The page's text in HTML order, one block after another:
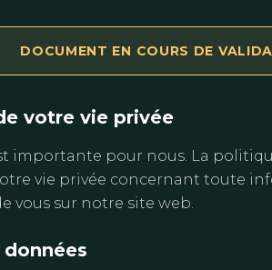
DOCUMENT EN COURS DE
votre vie privée
importante pour nous. La
vie privée concernant toute
vous sur notre site web.